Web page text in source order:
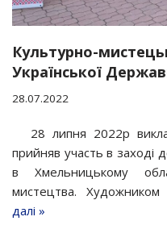
Культурно-
Української
28.07.2022
28 липня 2022р
прийняв участь в заході
в Хмельницькому
мистецтва.
далі »